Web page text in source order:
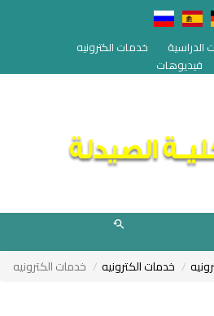
الدراسية
خدمات الكترونيه
فيديوهات
خدمات الكترونيه خدمات الكترونيه